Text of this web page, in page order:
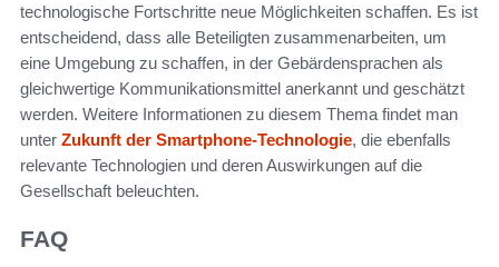
technologische Fortschritte neue Möglichkeiten schaffen. Es ist
entscheidend, dass alle Beteiligten zusammenarbeiten, um
eine Umgebung zu schaffen, in der Gebärdensprachen als
gleichwertige Kommunikationsmittel anerkannt und geschätzt
werden. Weitere Informationen zu diesem Thema findet man
unter Zukunft der Smartphone-Technologie, die ebenfalls
relevante Technologien und deren Auswirkungen auf die
Gesellschaft beleuchten.
FAQ